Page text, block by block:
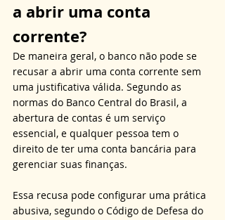
a abrir uma conta
corrente?
De maneira geral, o banco não pode se
recusar a abrir uma conta corrente sem
uma justificativa válida. Segundo as
normas do Banco Central do Brasil, a
abertura de contas é um serviço
essencial, e qualquer pessoa tem o
direito de ter uma conta bancária para
gerenciar suas finanças.
Essa recusa pode configurar uma prática
abusiva, segundo o Código de Defesa do